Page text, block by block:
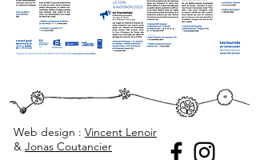
Web design : Vincent Lenoir
& Jonas Coutancier